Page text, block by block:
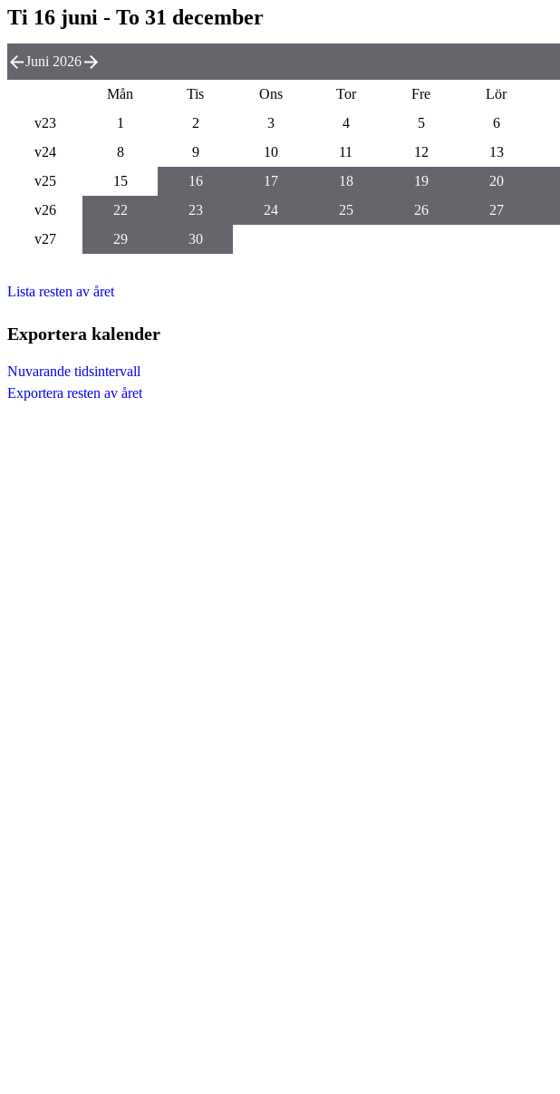
Ti 16 juni - To 31 december
Juni 2026
Mån Tis Ons Tor Fre Lör
v23
1 2 3 4 5 6
v24
8 9 10 11 12 13
v25
15 16 17 18 19 20
v26
22 23 24 25 26 27
v27
29 30
Lista resten av året
Exportera kalender
Nuvarande tidsintervall
Exportera resten av året